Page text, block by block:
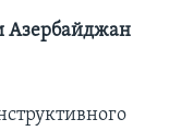
Азербайджан